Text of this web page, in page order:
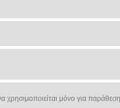
χρησιμοποιείται μόνο για